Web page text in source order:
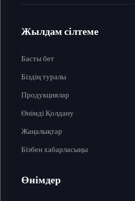
Жылдам сілтеме
Басты бет
Біздің туралы
Продукциялар
Өнімді Қолдану
Жаңалықтар
Бізбен хабарласыңы
Өнімдер